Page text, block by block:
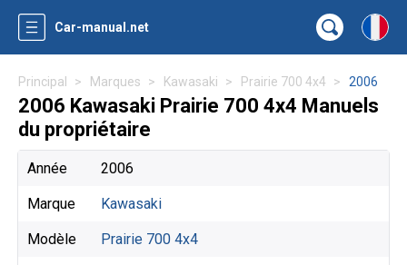
Car-manual.net
Principal Marques Kawasaki Prairie 700 4x4 2006
2006 Kawasaki Prairie 700 4x4 Manuels
du propriétaire
Année 2006
Marque Kawasaki
Modèle Prairie 700 4x4